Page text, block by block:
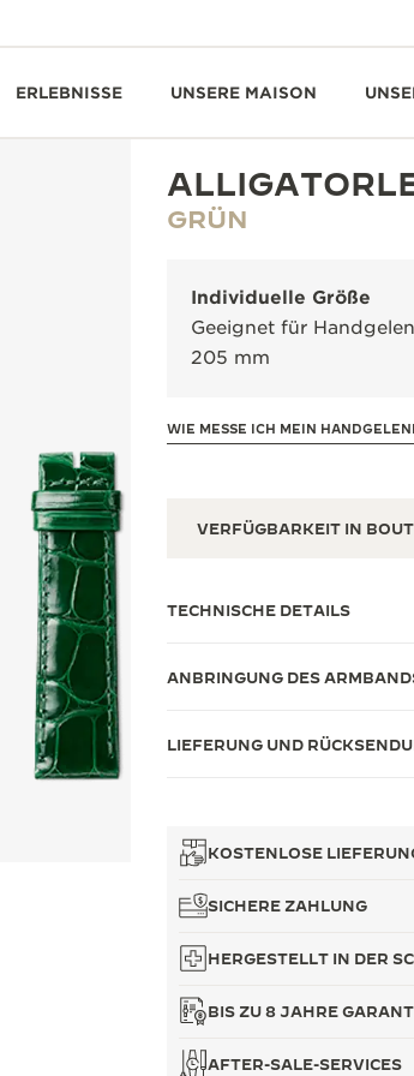
ERLEBNISSE UNSERE MAISON
GRÜN
Individuelle Größe
Geeignet für
205 mm
WIE MESSE ICH MEIN
VERFÜGBARKEIT IN
TECHNISCHE DETAILS
ANBRINGUNG DES
LIEFERUNG UND
KOSTENLOSE
SICHERE ZAHLUNG
HERGESTELLT IN DER
BIS ZU 8 JAHRE
AFTER-SALE-SERVICES